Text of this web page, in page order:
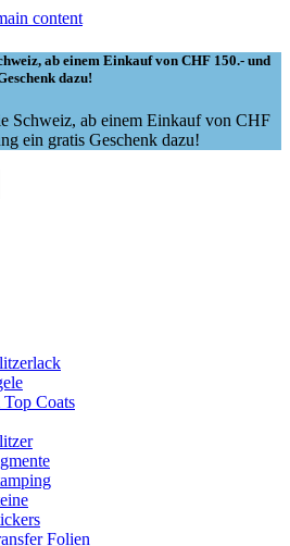
content
ab einem Einkauf von CHF 150.- und
dazu!
Schweiz, ab einem Einkauf von CHF
ein gratis Geschenk dazu!
Coats
Folien